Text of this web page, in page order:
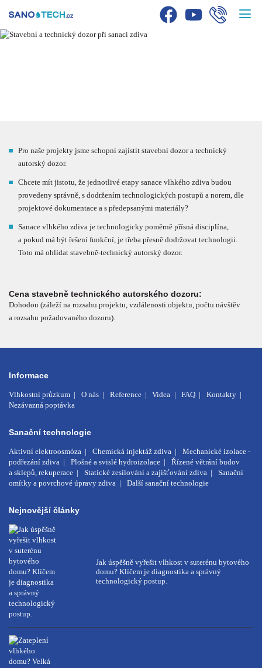
Pro naše projekty jsme schopni zajistit stavební dozor a technický
autorský dozor.
Chcete mít jistotu, že jednotlivé etapy sanace vlhkého zdiva budou
provedeny správně, s dodržením technologických postupů a norem, dle
projektové dokumentace a s předepsanými materiály?
Sanace vlhkého zdiva je technologicky poměrně přísná disciplína,
a pokud má být řešení funkční, je třeba přesně dodržovat technologii.
Toto má ohlídat stavebně-technický autorský dozor.
Cena stavebně technického autorského dozoru:
Dohodou (záleží na rozsahu projektu, vzdálenosti objektu, počtu návštěv
a rozsahu požadovaného dozoru).
Informace
Vlhkostní průzkum O nás Reference Videa FAQ
Kontakty
Nezávazná poptávka
Sanační technologie
Aktivní elektroosmóza Chemická injektáž zdiva
Mechanické izolace -
podřezání zdiva
Plošné a svislé hydroizolace
Řízené větrání budov
a sklepů, rekuperace
Statické zesilování a zajišťování zdiva
Sanační
omítky a povrchové úpravy zdiva
Další sanační technologie
Nejnovější články
Jak úspěšně vyřešit vlhkost v suterénu bytového
domu? Klíčem je diagnostika a správný
technologický postup.